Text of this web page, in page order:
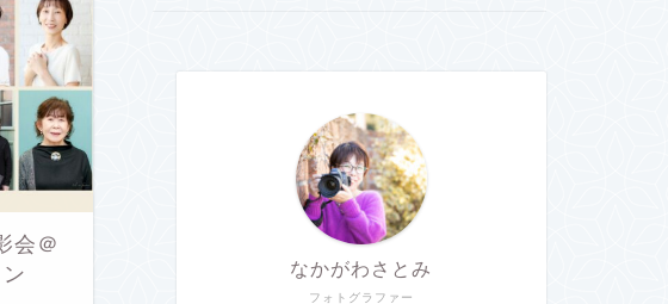
会＠
フォトグラファー
なかがわさとみ